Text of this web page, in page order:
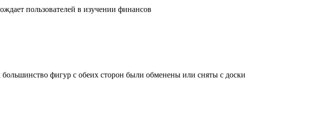
пользователей в изучении финансов
фигур с обеих сторон были обменены или сняты с доски